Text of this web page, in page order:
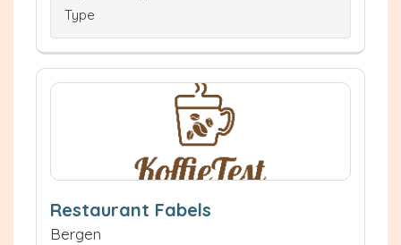
Type
Restaurant Fabels
Bergen